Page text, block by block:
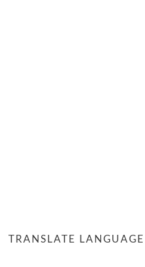
TRANSLATE LANGUAGE